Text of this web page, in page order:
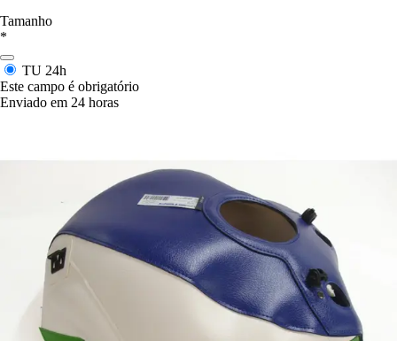
Tamanho
*
TU 24h
Este campo é obrigatório
Enviado em 24 horas